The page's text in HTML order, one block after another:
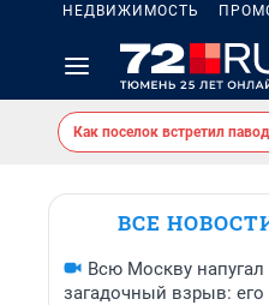
НЕДВИЖИМОСТЬ
Как поселок встретил
ВСЕ
Всю Москву напугал
загадочный взрыв: его